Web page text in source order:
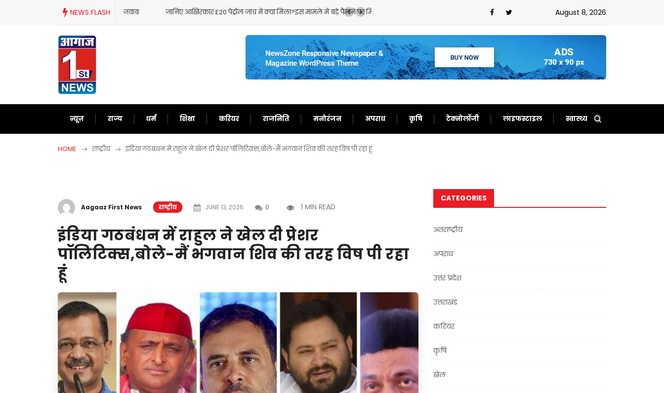
NEWS FLASH जानिए आखिरकार E20 पेट्रोल जांच में क्या मिला?इस मामले में बड़े पैमाने पर मिली गड़बड़ी! August 8, 2026
न्यूज़ राज्य धर्म शिक्षा करियर राजनिति मनोरंजन अपराध कृषि टेक्नोलॉजी लाइफस्टाइल स्वास्थ्य
HOME राष्ट्रीय इंडिया गठबंधन में राहुल ने खेल दी प्रेशर पॉलिटिक्स,बोले-मैं भगवान शिव की तरह विष पी रहा हूं
Aagaaz First News राष्ट्रीय JUNE 13, 2026 0 1 MIN READ
इंडिया गठबंधन में राहुल ने खेल दी प्रेशर
पॉलिटिक्स,बोले-मैं भगवान शिव की तरह विष पी रहा
हूं
CATEGORIES
अंतराष्ट्रीय
अपराध
उत्तर प्रदेश
उत्तराखंड
करियर
कृषि
खेल